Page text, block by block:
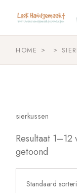
content
HOME
sierkussen
Resultaat
getoond
Standaard